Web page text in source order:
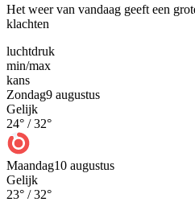
Het weer van vandaag geeft een
klachten
luchtdruk
min/max
kans
Zondag9 augustus
Gelijk
24° /32°
Maandag10 augustus
Gelijk
23° /32°